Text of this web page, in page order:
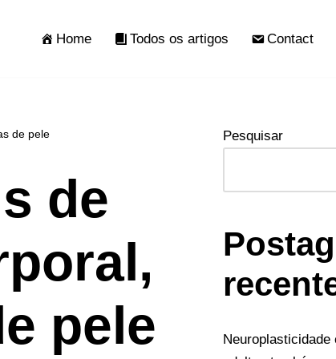
Home Todos os artigos Contact
de pele
de
pele
Pesquisar
Neuroplasticidade